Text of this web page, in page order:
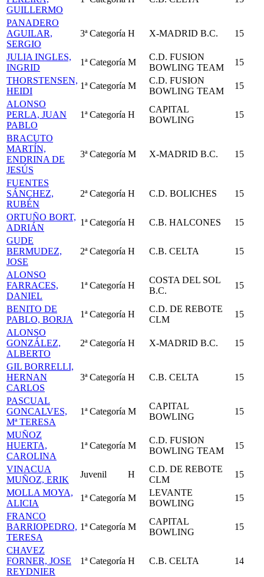
GUILLERMO
PANADERO
AGUILAR,
SERGIO
3ª Categoría H X-MADRID B.C. 15
JULIA INGLES,
INGRID
1ª Categoría M
C.D. FUSION
BOWLING TEAM
15
THORSTENSEN,
HEIDI
1ª Categoría M
C.D. FUSION
BOWLING TEAM
15
ALONSO
PERLA, JUAN
PABLO
1ª Categoría H
CAPITAL
BOWLING
15
BRACUTO
MARTÍN,
ENDRINA DE
JESÚS
3ª Categoría M X-MADRID B.C. 15
FUENTES
SÁNCHEZ,
RUBÉN
2ª Categoría H C.D. BOLICHES 15
ORTUÑO BORT,
ADRIÁN
1ª Categoría H C.B. HALCONES
15
GUDE
BERMUDEZ,
JOSE
2ª Categoría H C.B. CELTA 15
ALONSO
FARRACES,
DANIEL
1ª Categoría H
COSTA DEL SOL
B.C.
15
BENITO DE
PABLO, BORJA
1ª Categoría H
C.D. DE REBOTE
CLM
15
ALONSO
GONZÁLEZ,
ALBERTO
2ª Categoría H X-MADRID B.C. 15
GIL BORRELLI,
HERNAN
CARLOS
3ª Categoría H C.B. CELTA 15
PASCUAL
GONCALVES,
Mª TERESA
1ª Categoría M
CAPITAL
BOWLING
15
MUÑOZ
HUERTA,
CAROLINA
1ª Categoría M
C.D. FUSION
BOWLING TEAM
15
VINACUA
MUÑOZ, ERIK
Juvenil H
C.D. DE REBOTE
CLM
15
MOLLA MOYA,
ALICIA
1ª Categoría M
LEVANTE
BOWLING
15
FRANCO
BARRIOPEDRO,
TERESA
1ª Categoría M
CAPITAL
BOWLING
15
CHAVEZ
FORNER, JOSE
REYDNIER
1ª Categoría H C.B. CELTA 14